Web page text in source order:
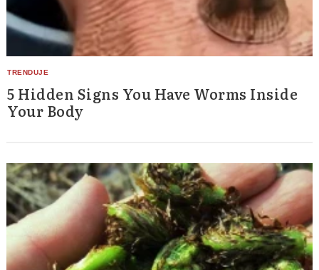
5 Hidden Signs You Have Worms Inside
Your Body